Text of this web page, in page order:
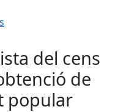
del cens
de
popular